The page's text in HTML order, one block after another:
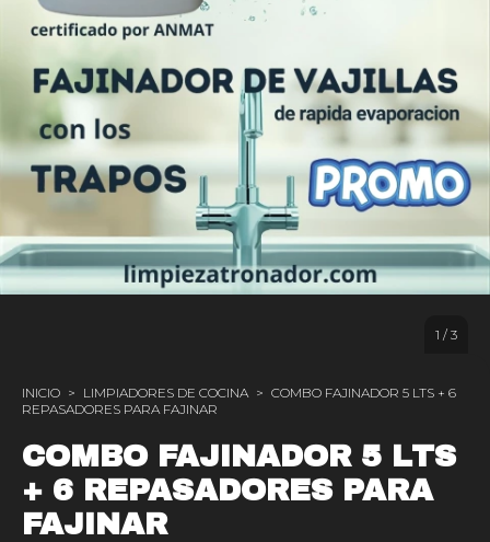
1 / 3
INICIO > LIMPIADORES DE COCINA > COMBO FAJINADOR 5 LTS + 6
REPASADORES PARA FAJINAR
COMBO FAJINADOR 5 LTS
+ 6 REPASADORES PARA
FAJINAR